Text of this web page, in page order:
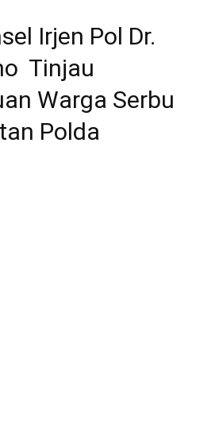
Irjen Pol Dr.
Tinjau
Warga Serbu
Polda